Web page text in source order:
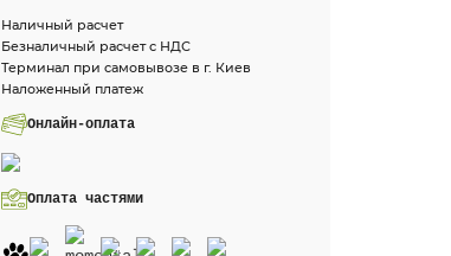
Наличный расчет
Безналичный расчет с НДС
Терминал при самовывозе в г. Киев
Наложенный платеж
Онлайн-оплата
Оплата частями